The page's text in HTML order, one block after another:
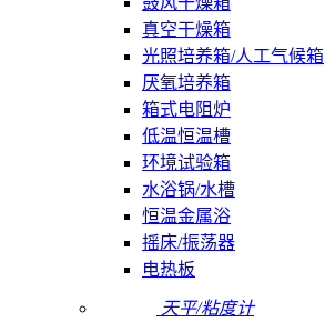
真空干燥箱
光照培养箱/人工气候箱
厌氧培养箱
箱式电阻炉
低温恒温槽
环境试验箱
水浴锅/水槽
恒温金属浴
摇床/振荡器
电热板
天平/粘度计